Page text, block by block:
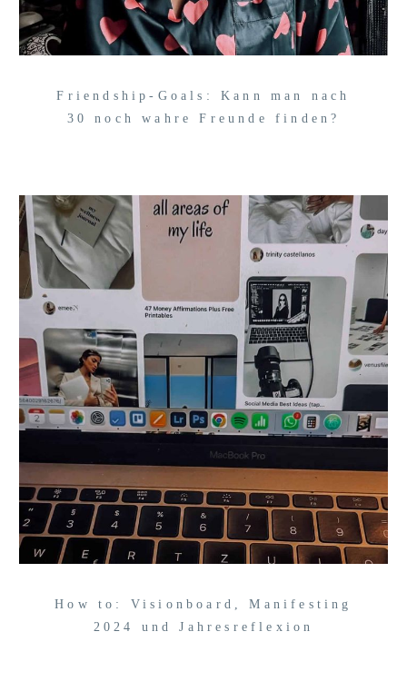
Friendship-Goals: Kann man nach
30 noch wahre Freunde finden?
How to: Visionboard, Manifesting
2024 und Jahresreflexion